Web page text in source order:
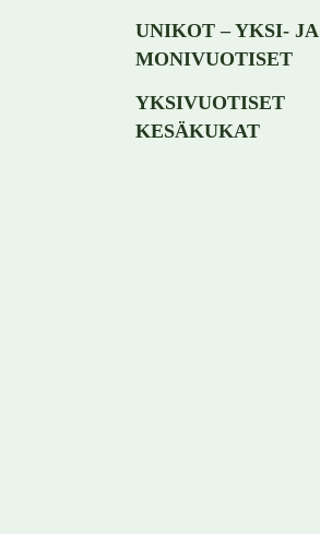
UNIKOT – YKSI- JA
MONIVUOTISET
YKSIVUOTISET
KESÄKUKAT